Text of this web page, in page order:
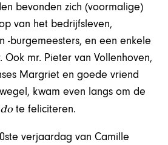
bevonden zich (voormalige)
van het bedrijfsleven,
-burgemeesters, en een enkele
mr. Pieter van Vollenhoven,
Margriet en goede vriend
kwam even langs om de
te feliciteren.
verjaardag van Camille